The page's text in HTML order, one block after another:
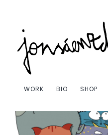
contenido
WORK BIO SHOP